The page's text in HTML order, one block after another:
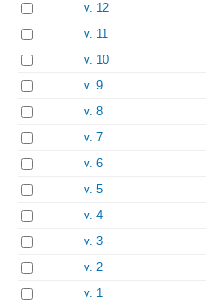
v. 12
v. 11
v. 10
v. 9
v. 8
v. 7
v. 6
v. 5
v. 4
v. 3
v. 2
v. 1